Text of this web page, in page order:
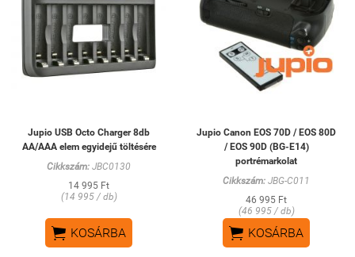
Jupio USB Octo Charger 8db
AA/AAA elem egyidejű töltésére
Cikkszám: JBC0130
14 995 Ft
(14 995 / db)
 KOSÁRBA
Jupio Canon EOS 70D / EOS 80D
/ EOS 90D (BG-E14)
portrémarkolat
Cikkszám: JBG-C011
46 995 Ft
(46 995 / db)
 KOSÁRBA